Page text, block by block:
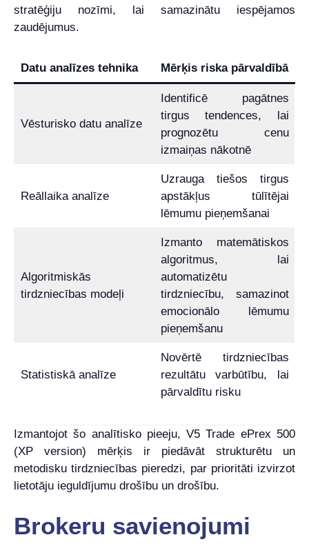
stratēģiju nozīmi, lai samazinātu iespējamos
zaudējumus.
Datu analīzes tehnika Mērķis riska pārvaldībā
Vēsturisko datu analīze
Identificē pagātnes
tirgus tendences, lai
prognozētu cenu
izmaiņas nākotnē
Reāllaika analīze
Uzrauga tiešos tirgus
apstākļus tūlītējai
lēmumu pieņemšanai
Algoritmiskās
tirdzniecības modeļi
Izmanto matemātiskos
algoritmus, lai
automatizētu
tirdzniecību, samazinot
emocionālo lēmumu
pieņemšanu
Statistiskā analīze
Novērtē tirdzniecības
rezultātu varbūtību, lai
pārvaldītu risku
Izmantojot šo analītisko pieeju, V5 Trade ePrex 500
(XP version) mērķis ir piedāvāt strukturētu un
metodisku tirdzniecības pieredzi, par prioritāti izvirzot
lietotāju ieguldījumu drošību un drošību.
Brokeru savienojumi